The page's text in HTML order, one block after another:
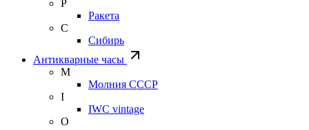
Р
Ракета
С
Сибирь
Антикварные часы
М
Молния СССР
I
IWC vintage
O